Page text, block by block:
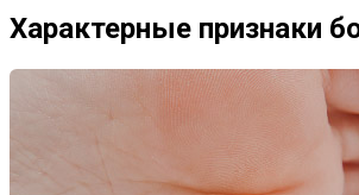
Характерные признаки